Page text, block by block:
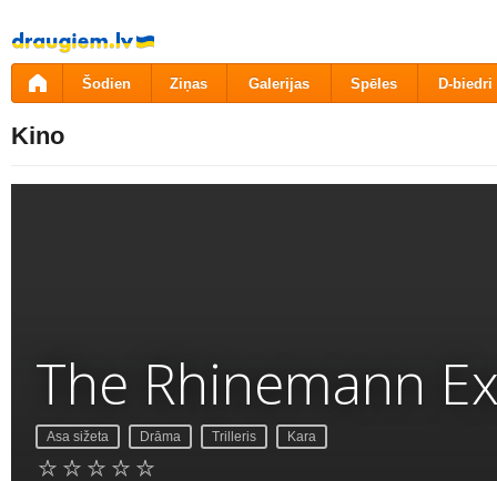
Pāriet
uz
saturu
Šodien Ziņas Galerijas Spēles D-biedri
Kino
The Rhinemann
Asa sižeta Drāma Trilleris Kara